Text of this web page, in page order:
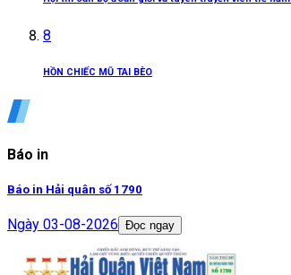
8
HỒN CHIẾC MŨ TAI BÈO
Báo in
Báo in Hải quân số 1790
Ngày 03-08-2026 Đọc ngay